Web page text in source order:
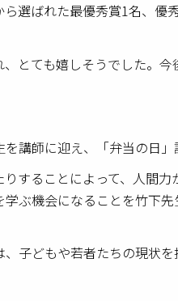
選ばれた最優秀賞1名、
とても嬉しそうでした。
講師に迎え、「弁当の日」
することによって、人間
学ぶ機会になることを竹下
子どもや若者たちの現状